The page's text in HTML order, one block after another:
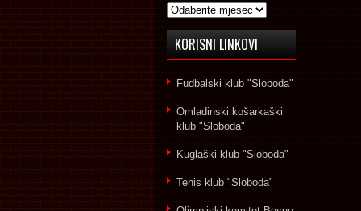
Arhive
KORISNI LINKOVI
Fudbalski klub "Sloboda"
Omladinski košarkaški
klub "Sloboda"
Kuglaški klub "Sloboda"
Tenis klub "Sloboda"